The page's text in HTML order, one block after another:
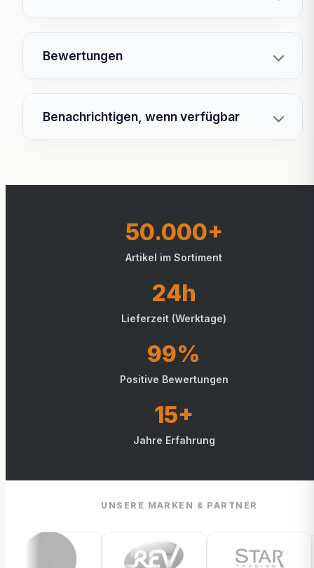
Bewertungen
Benachrichtigen, wenn verfügbar
50.000+
Artikel im Sortiment
24h
Lieferzeit (Werktage)
99%
Positive Bewertungen
15+
Jahre Erfahrung
UNSERE MARKEN & PARTNER